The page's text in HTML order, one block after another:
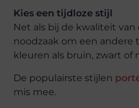
Kies een tijdloze stijl
Net als bij de kwaliteit
noodzaak om een
kleuren als bruin, zwart
De populairste stijlen
mis mee.